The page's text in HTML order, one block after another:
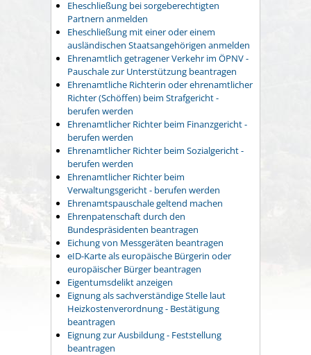
Eheschließung bei sorgeberechtigten
Partnern anmelden
Eheschließung mit einer oder einem
ausländischen Staatsangehörigen anmelden
Ehrenamtlich getragener Verkehr im ÖPNV -
Pauschale zur Unterstützung beantragen
Ehrenamtliche Richterin oder ehrenamtlicher
Richter (Schöffen) beim Strafgericht -
berufen werden
Ehrenamtlicher Richter beim Finanzgericht -
berufen werden
Ehrenamtlicher Richter beim Sozialgericht -
berufen werden
Ehrenamtlicher Richter beim
Verwaltungsgericht - berufen werden
Ehrenamtspauschale geltend machen
Ehrenpatenschaft durch den
Bundespräsidenten beantragen
Eichung von Messgeräten beantragen
eID-Karte als europäische Bürgerin oder
europäischer Bürger beantragen
Eigentumsdelikt anzeigen
Eignung als sachverständige Stelle laut
Heizkostenverordnung - Bestätigung
beantragen
Eignung zur Ausbildung - Feststellung
beantragen